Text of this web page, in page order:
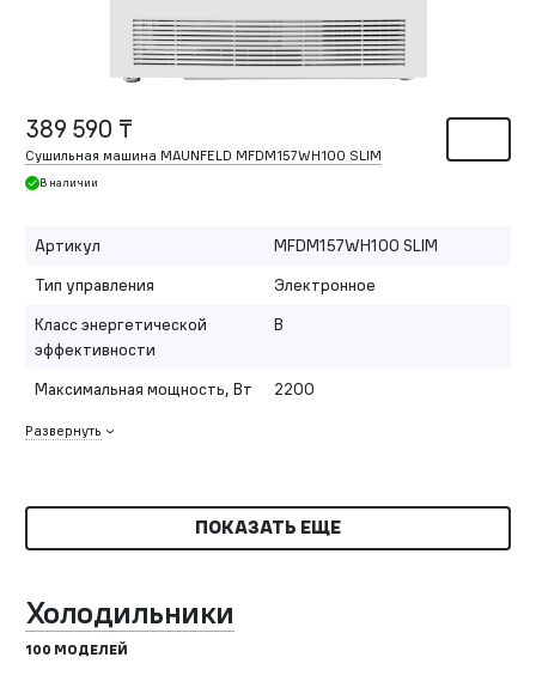
389 590 ₸
Сушильная машина MAUNFELD MFDM157WH100 SLIM
В наличии
Артикул
MFDM157WH100 SLIM
Тип управления
Электронное
Класс энергетической
эффективности
B
Максимальная мощность, Вт 2200
Развернуть
ПОКАЗАТЬ ЕЩЕ
Холодильники
100 МОДЕЛЕЙ